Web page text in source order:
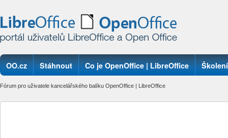
OO.cz Stáhnout Co je OpenOffice | LibreOffice Školení
Fórum pro uživatele kancelářského balíku OpenOffice | LibreOffice